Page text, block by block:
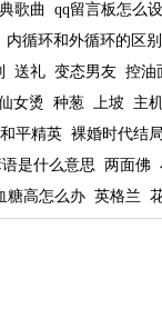
歌曲
qq留言板怎么
内循环和外循环的区别
送礼 变态男友 控油
女烫 种葱 上坡
主
平精英 裸婚时代结
是什么意思 两面佛
糖高怎么办 英格兰